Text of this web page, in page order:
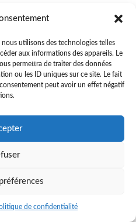
utilisons des technologies telles
aux informations des appareils. Le
permettra de traiter des données
ou les ID uniques sur ce site. Le fait
peut avoir un effet négatif
de confidentialité